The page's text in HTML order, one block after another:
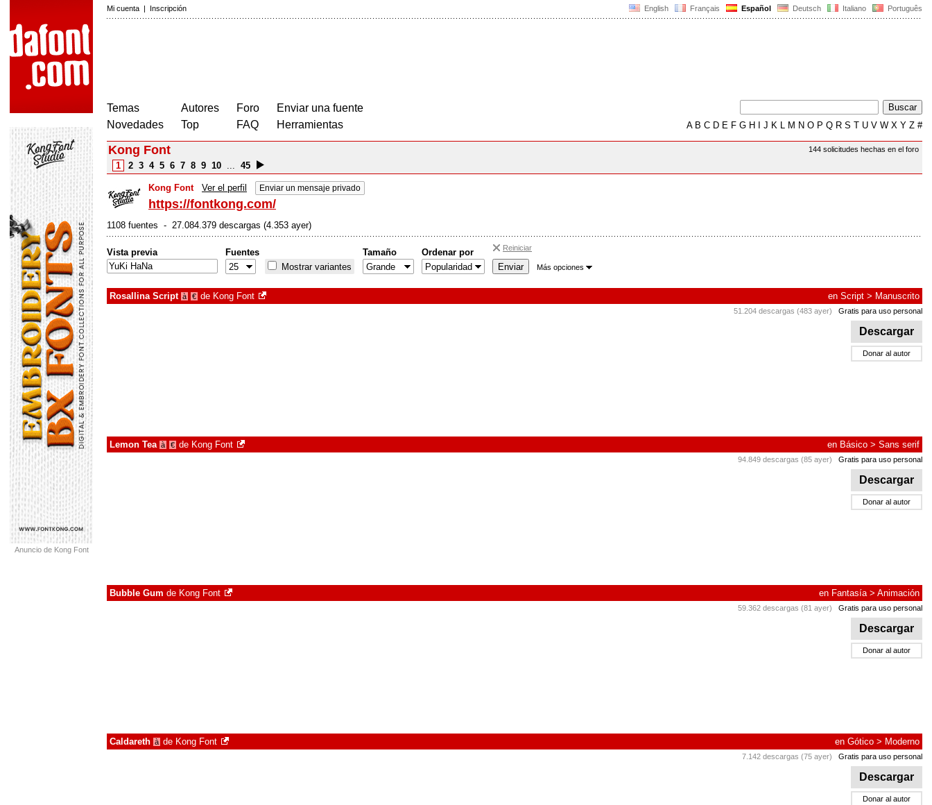
English Français Español Deutsch Italiano Português
Mi cuenta | Inscripción
Temas
Novedades
Autores
Top
Foro
FAQ
Enviar una fuente
Herramientas
AB C D E F G H J K L M N O P Q R S T U V W X Y Z #
Anuncio de Kong Font
144 solicitudes hechas en el foro
Kong Font
1 2 3 4 5 6 7 8 9 10 ... 45
Kong Font Ver el perfil Enviar un mensaje privado
https://fontkong.com/
1108 fuentes - 27.084.379 descargas (4.353 ayer)
Vista previa
Fuentes
Mostrar variantes
Tamaño Ordenar por Reiniciar
Más opciones
Rosallina Script à € de Kong Font en Script > Manuscrito
51.204 descargas (483 ayer) Gratis para uso personal
Descargar
Donar al autor
Lemon Tea à € de Kong Font en Básico > Sans serif
94.849 descargas (85 ayer) Gratis para uso personal
Descargar
Donar al autor
Bubble Gum de Kong Font en Fantasía> Animación
59.362 descargas (81 ayer) Gratis para uso personal
Descargar
Donar al autor
Caldareth à de Kong Font en Gótico > Moderno
7.142 descargas (75 ayer) Gratis para uso personal
Descargar
Donar al autor